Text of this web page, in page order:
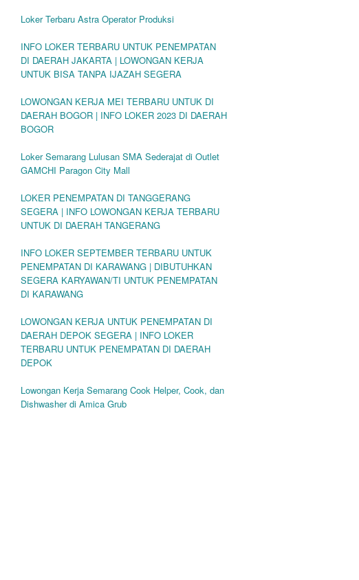
Loker Terbaru Astra Operator Produksi
INFO LOKER TERBARU UNTUK PENEMPATAN
DI DAERAH JAKARTA | LOWONGAN KERJA
UNTUK BISA TANPA IJAZAH SEGERA
LOWONGAN KERJA MEI TERBARU UNTUK DI
DAERAH BOGOR | INFO LOKER 2023 DI DAERAH
BOGOR
Loker Semarang Lulusan SMA Sederajat di Outlet
GAMCHI Paragon City Mall
LOKER PENEMPATAN DI TANGGERANG
SEGERA | INFO LOWONGAN KERJA TERBARU
UNTUK DI DAERAH TANGERANG
INFO LOKER SEPTEMBER TERBARU UNTUK
PENEMPATAN DI KARAWANG | DIBUTUHKAN
SEGERA KARYAWAN/TI UNTUK PENEMPATAN
DI KARAWANG
LOWONGAN KERJA UNTUK PENEMPATAN DI
DAERAH DEPOK SEGERA | INFO LOKER
TERBARU UNTUK PENEMPATAN DI DAERAH
DEPOK
Lowongan Kerja Semarang Cook Helper, Cook, dan
Dishwasher di Amica Grub